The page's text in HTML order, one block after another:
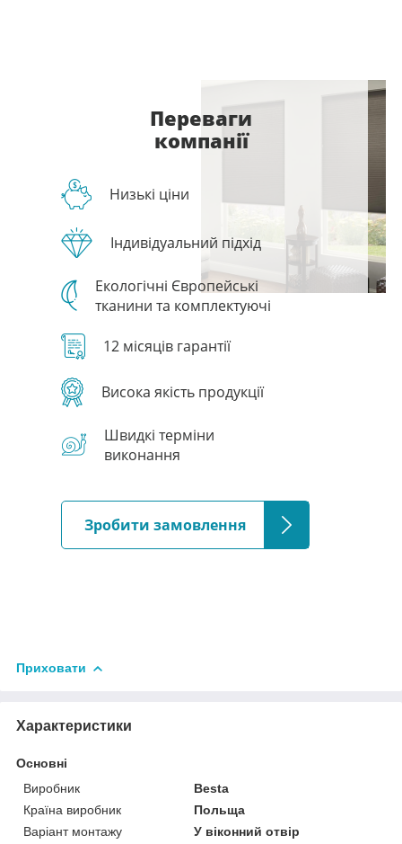
Переваги
компанії
Низькі ціни
Індивідуальний підхід
Екологічні Європейські
тканини та комплектуючі
12 місяців гарантії
Висока якість продукції
Швидкі терміни
виконання
Зробити замовлення
Приховати
Характеристики
Основні
Виробник
Besta
Країна виробник
Польща
Варіант монтажу
У віконний отвір